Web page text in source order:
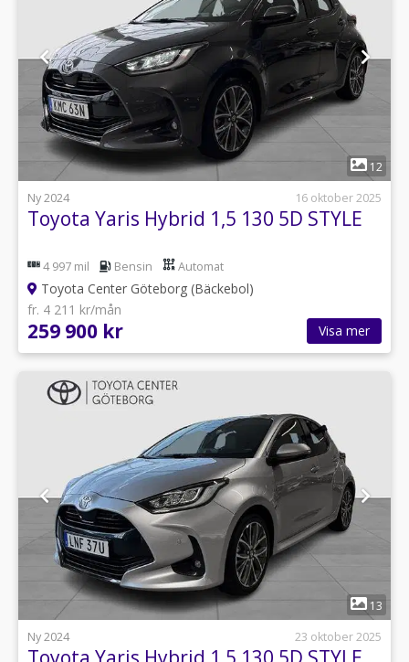
1
12
Ny 2024
16 oktober 2025
Toyota Yaris Hybrid 1,5 130 5D STYLE
4 997 mil Bensin Automat
Toyota Center Göteborg (Bäckebol)
fr. 4 211 kr/mån
259 900 kr Visa mer
13
Ny 2024
23 oktober 2025